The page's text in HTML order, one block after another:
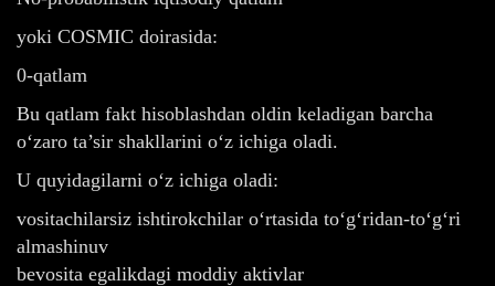
yoki COSMIC doirasida:
0-qatlam
Bu qatlam fakt hisoblashdan oldin keladigan barcha
o‘zaro ta’sir shakllarini o‘z ichiga oladi.
U quyidagilarni o‘z ichiga oladi:
vositachilarsiz ishtirokchilar o‘rtasida to‘g‘ridan-to‘g‘ri
almashinuv
bevosita egalikdagi moddiy aktivlar